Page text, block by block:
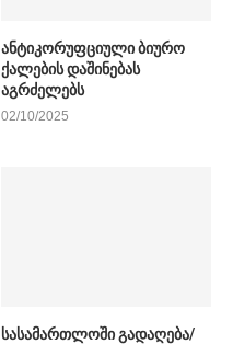
ანტიკორუფციული ბიურო
ქალების დაშინებას
აგრძელებს
02/10/2025
სასამართლოში გადაღება/